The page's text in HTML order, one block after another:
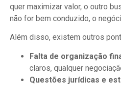
quer maximizar valor, o outro
não for bem conduzido, o
Além disso, existem outros
Falta de organização
claros, qualquer
Questões jurídicas e